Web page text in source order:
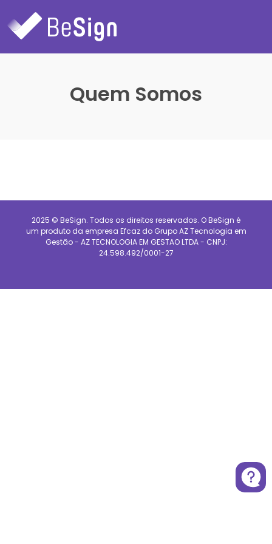
Quem Somos
2025 © BeSign. Todos os direitos reservados. O BeSign é
um produto da empresa Efcaz do Grupo AZ Tecnologia em
Gestão - AZ TECNOLOGIA EM GESTAO LTDA - CNPJ:
24.598.492/0001-27